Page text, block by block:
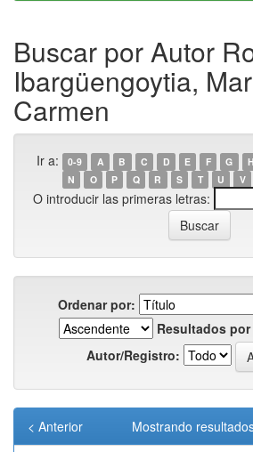
Buscar por Autor
Ibargüengoytia,
Carmen
Ir a: 0-9 A B C D E F G H
N
O P Q R S T U V
O introducir las primeras letras:
Ordenar por:
Resultados
Autor/Registro:
Mostrando
< Anterior